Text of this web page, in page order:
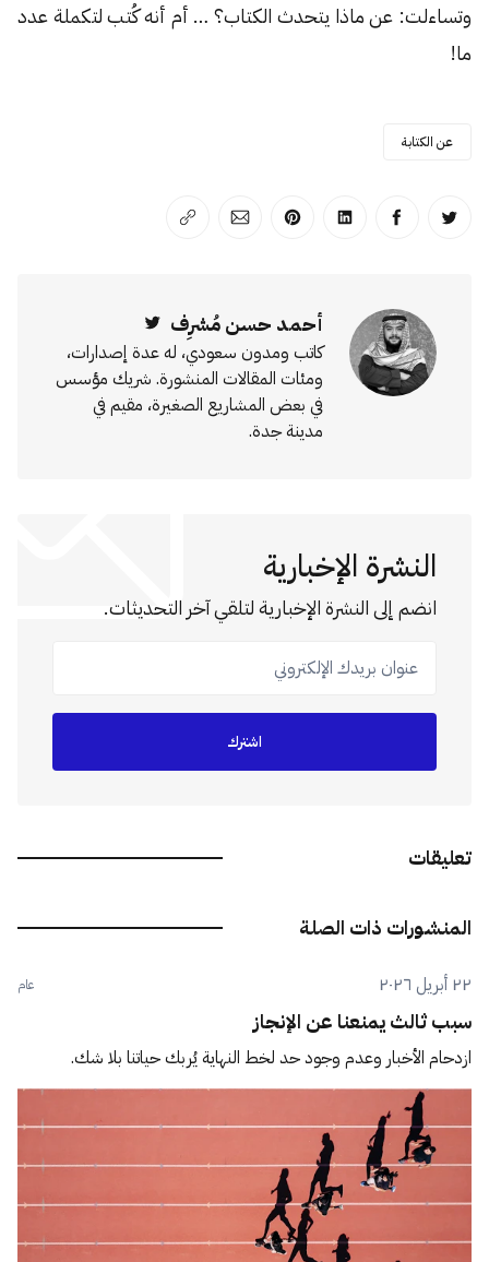
وتساءلت: عن ماذا يتحدث الكتاب؟ … أم أنه كُتب لتكملة عدد
ما!
عن الكتابة
انشر على تويترانشر على الفيسبوك
انشر على لينكد إن
انشر على بينترست
انشر على الإيميل
انسخ الرابط
أحمد حسن مُشرِف
كاتب ومدون سعودي، له عدة إصدارات،
ومئات المقالات المنشورة. شريك مؤسس
في بعض المشاريع الصغيرة، مقيم في
مدينة جدة.
النشرة الإخبارية
انضم إلى النشرة الإخبارية لتلقي آخر التحديثات.
عنوان بريدك الإلكتروني
اشترك
تعليقات
المنشورات ذات الصلة
٢٢ أبريل ٢٠٢٦ عام
سبب ثالث يمنعنا عن الإنجاز
ازدحام الأخبار وعدم وجود حد لخط النهاية يُربك حياتنا بلا شك.